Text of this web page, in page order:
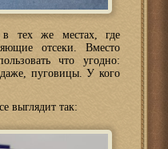
тех же местах, где
отсеки. Вместо
что угодно:
пуговицы. У кого
выглядит так: